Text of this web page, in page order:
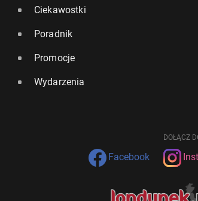
Ciekawostki
Poradnik
Promocje
Wydarzenia
DOŁĄCZ
Facebook